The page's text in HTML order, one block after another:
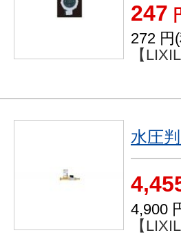
247
272 円
【LIXIL
水圧
4,900
【LIXIL